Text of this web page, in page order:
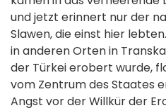
und jetzt erinnert nur der
Slawen, die einst hier
in anderen Orten in
der Türkei erobert wurde,
vom Zentrum des Staates
Angst vor der Willkür der